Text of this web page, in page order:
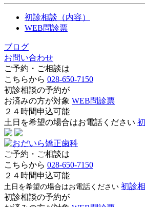
初診相談（内容）
WEB問診票
ブログ
お問い合わせ
ご予約・ご相談は
こちらから 028-650-7150
初診相談の予約が
お済みの方が対象 WEB問診票
２４時間申込可能
土日を希望の場合はお電話ください
ご予約・ご相談は
こちらから 028-650-7150
２４時間申込可能
土日を希望の場合はお電話ください 初診
初診相談の予約が